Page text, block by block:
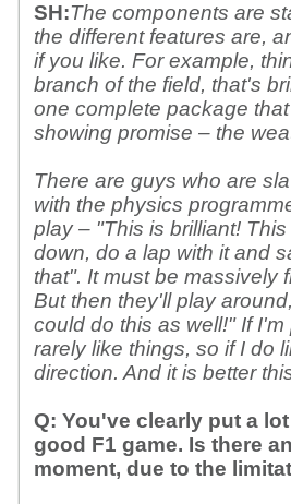
SH:The components are
the different features are,
if you like. For example,
branch of the field, that's
one complete package
showing promise – the
There are guys who are
with the physics
play – "This is brilliant!
down, do a lap with it and
that". It must be massively
But then they'll play
could do this as well!" If
rarely like things, so if I do
direction. And it is better
Q: You've clearly put a
good F1 game. Is there
moment, due to the